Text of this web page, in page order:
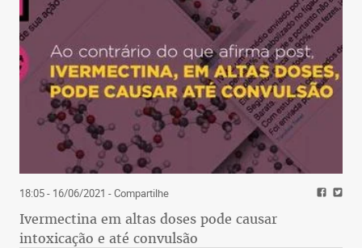
18:05 - 16/06/2021 - Compartilhe
Ivermectina em altas doses pode causar
intoxicação e até convulsão